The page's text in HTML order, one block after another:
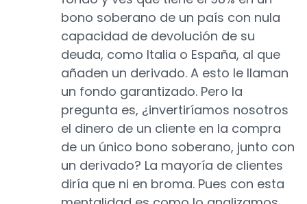
bono soberano de un país con nula
capacidad de devolución de su
deuda, como Italia o España, al que
añaden un derivado. A esto le llaman
un fondo garantizado. Pero la
pregunta es, ¿invertiríamos nosotros
el dinero de un cliente en la compra
de un único bono soberano, junto con
un derivado? La mayoría de clientes
diría que ni en broma. Pues con esta